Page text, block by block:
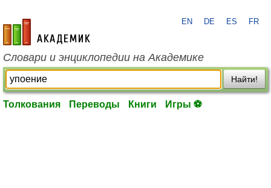
academic.ru
EN DE ES FR
Словари и энциклопедии на Академике
Найти!
Толкования Переводы Книги Игры ⚽